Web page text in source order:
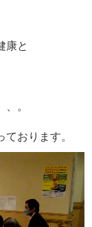
康と
。
おります。